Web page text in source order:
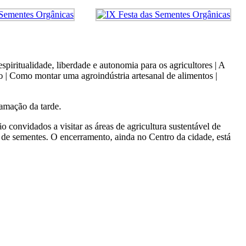
liberdade e autonomia para os agricultores | A
montar uma agroindústria artesanal de alimentos |
da tarde.
convidados a visitar as áreas de agricultura sustentável de
sementes. O encerramento, ainda no Centro da cidade, está